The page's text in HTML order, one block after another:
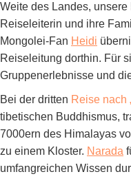
Weite des Landes,
Reiseleiterin und ihre
Mongolei-Fan Heidi
Reiseleitung dorthin. Für
Gruppenerlebnisse und
Bei der dritten Reise nach
tibetischen Buddhismus,
7000ern des Himalayas
zu einem Kloster. Narada
umfangreichen Wissen